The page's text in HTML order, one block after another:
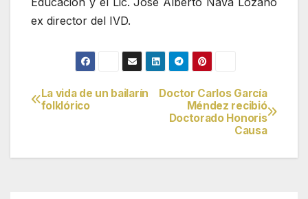
ex director del IVD.
Navegación
entradas
Doctor Carlos García
Méndez recibió
Doctorado Honoris
Causa
La vida de un bailarín
folklórico